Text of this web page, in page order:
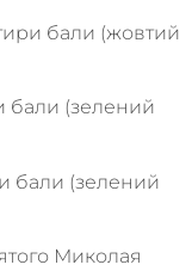
бали (жовтий
бали (зелений
бали (зелений
Миколая